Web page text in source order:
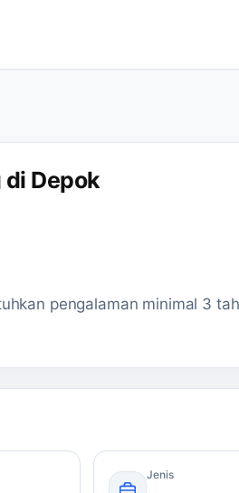
Depok
pengalaman minimal 3
Jenis